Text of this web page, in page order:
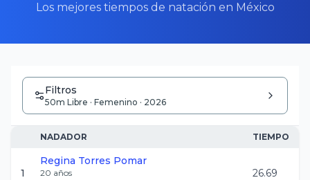
Los mejores tiempos de natación en México
Filtros
50m Libre · Femenino · 2026
NADADOR TIEMPO
1
Regina Torres Pomar
20 años
26.69